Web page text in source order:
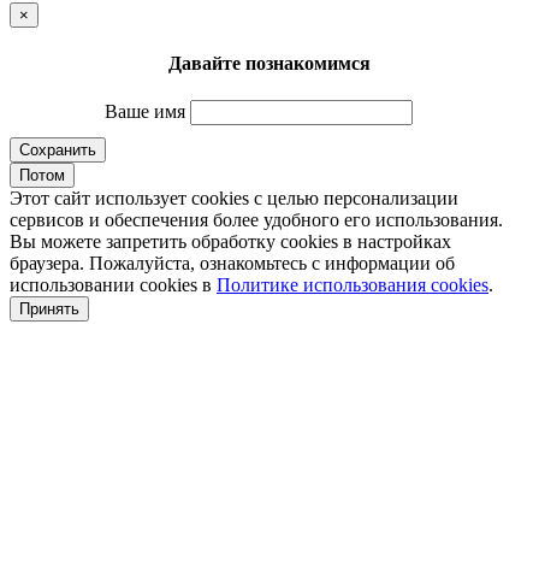
×
Давайте познакомимся
Ваше имя
Сохранить
Потом
Этот сайт использует cookies с целью персонализации
сервисов и обеспечения более удобного его использования.
Вы можете запретить обработку cookies в настройках
браузера. Пожалуйста, ознакомьтесь с информации об
использовании cookies в Политике использования cookies.
Принять